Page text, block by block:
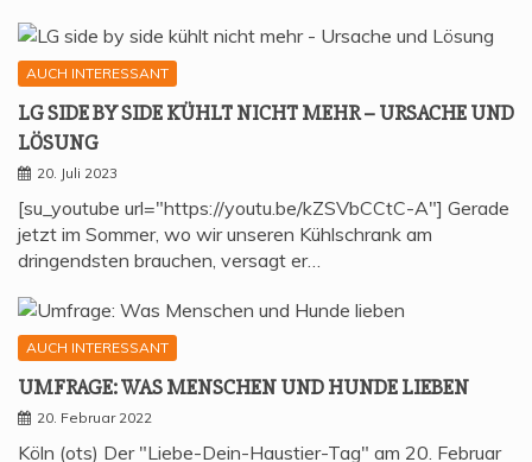
AUCH INTERESSANT
LG SIDE BY SIDE KÜHLT NICHT MEHR – URSA­CHE UND
LÖSUNG
20. Juli 2023
[su_youtube url="https://youtu.be/kZSVbCCtC-A"] Gerade
jetzt im Sommer, wo wir unseren Kühlschrank am
dringendsten brauchen, versagt er…
AUCH INTERESSANT
UMFRA­GE: WAS MEN­SCHEN UND HUN­DE LIEBEN
20. Februar 2022
Köln (ots) Der "Liebe-Dein-Haustier-Tag" am 20. Februar